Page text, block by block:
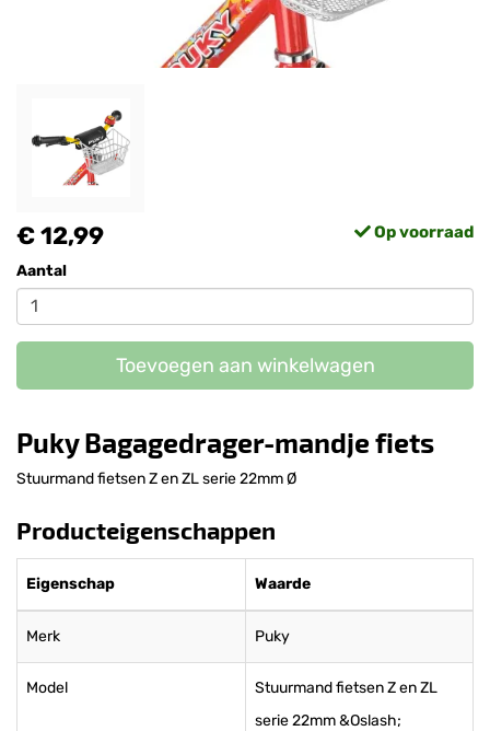
€ 12,99 Op voorraad
Aantal
Toevoegen aan winkelwagen
Puky Bagagedrager-mandje fiets
Stuurmand fietsen Z en ZL serie 22mm Ø
Producteigenschappen
Eigenschap Waarde
Merk Puky
Model
Stuurmand fietsen Z en ZL
serie 22mm &Oslash;